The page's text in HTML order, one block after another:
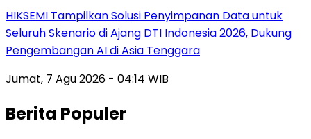
HIKSEMI Tampilkan Solusi Penyimpanan Data untuk
Seluruh Skenario di Ajang DTI Indonesia 2026, Dukung
Pengembangan AI di Asia Tenggara
Jumat, 7 Agu 2026 - 04:14 WIB
Berita Populer